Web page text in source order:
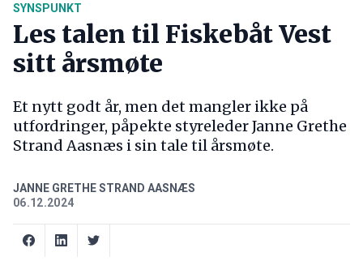
SYNSPUNKT
Les talen til Fiskebåt Vest
sitt årsmøte
Et nytt godt år, men det mangler ikke på
utfordringer, påpekte styreleder Janne Grethe
Strand Aasnæs i sin tale til årsmøte.
JANNE GRETHE STRAND AASNÆS
06.12.2024